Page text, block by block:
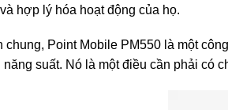
hợp lý hóa hoạt động của họ.
chung, Point Mobile PM550 là một
năng suất. Nó là một điều cần phải có